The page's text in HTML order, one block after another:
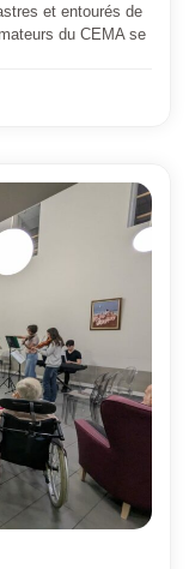
et entourés de
du CEMA se